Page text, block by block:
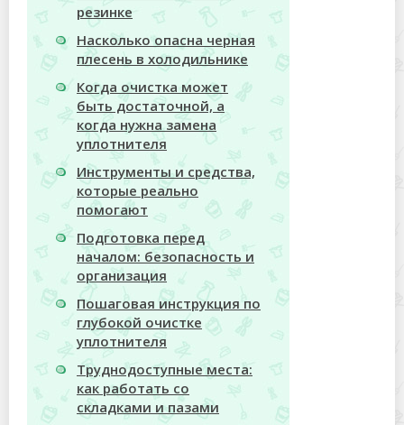
резинке
Насколько опасна черная
плесень в холодильнике
Когда очистка может
быть достаточной, а
когда нужна замена
уплотнителя
Инструменты и средства,
которые реально
помогают
Подготовка перед
началом: безопасность и
организация
Пошаговая инструкция по
глубокой очистке
уплотнителя
Труднодоступные места:
как работать со
складками и пазами